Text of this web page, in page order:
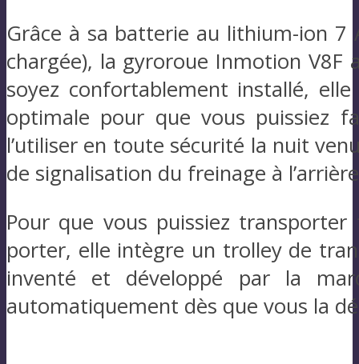
Grâce à sa batterie au lithium-ion
chargée), la gyroroue Inmotion
soyez confortablement installé,
optimale pour que vous puissiez
l’utiliser en toute sécurité la nuit
de signalisation du freinage à
Pour que vous puissiez
porter, elle intègre un trolley de
inventé et développé par la
automatiquement dès que vous la